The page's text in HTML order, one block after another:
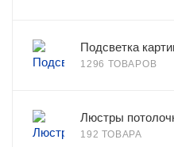
Подсветка
1296 ТОВАРОВ
Люстры
192 ТОВАРА